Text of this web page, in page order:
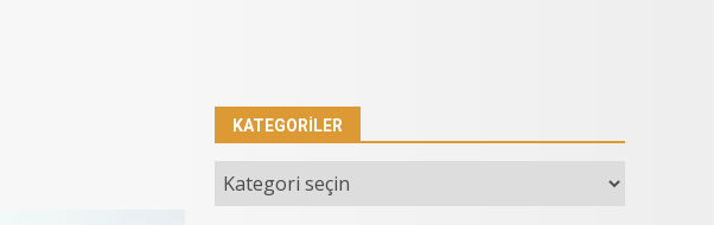
KATEGORILER
Kategoriler